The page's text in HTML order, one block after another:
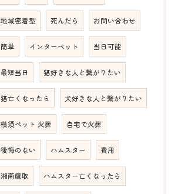
地域密着型 死んだら お問い合わせ
簡単 インターペット 当日可能
最短当日 猫好きな人と繋がりたい
猫亡くなったら 犬好きな人と繋がりたい
横須ペット 火葬 自宅で火葬
後悔のない ハムスター 費用
湘南鷹取 ハムスター亡くなったら